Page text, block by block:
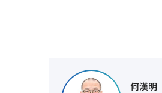
何漢明